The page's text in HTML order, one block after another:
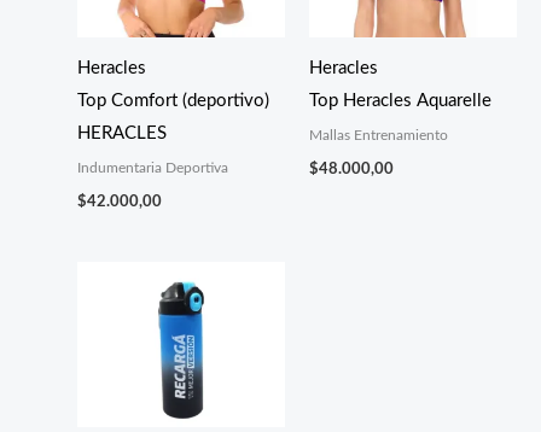
Heracles
Top Comfort (deportivo)
HERACLES
Indumentaria Deportiva
$42.000,00
Heracles
Top Heracles Aquarelle
Mallas Entrenamiento
$48.000,00